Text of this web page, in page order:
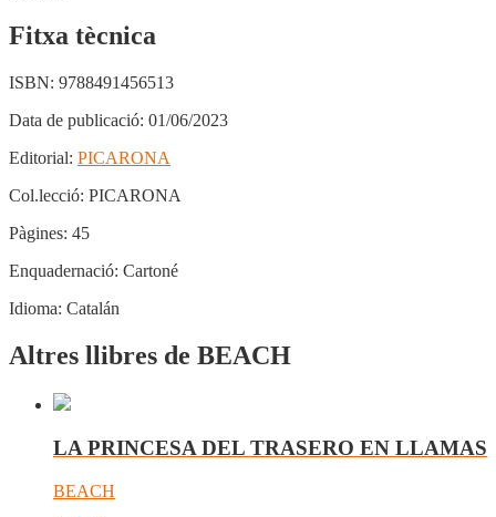
Fitxa tècnica
ISBN: 9788491456513
Data de publicació: 01/06/2023
Editorial: PICARONA
Col.lecció: PICARONA
Pàgines: 45
Enquadernació: Cartoné
Idioma: Catalán
Altres llibres de BEACH
LA PRINCESA DEL TRASERO EN LLAMAS
BEACH